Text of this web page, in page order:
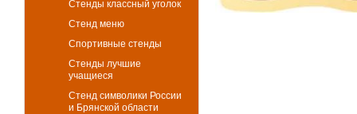
Стенды классный уголок
Стенд меню
Спортивные стенды
Стенды лучшие
учащиеся
Стенд символики России
и Брянской области